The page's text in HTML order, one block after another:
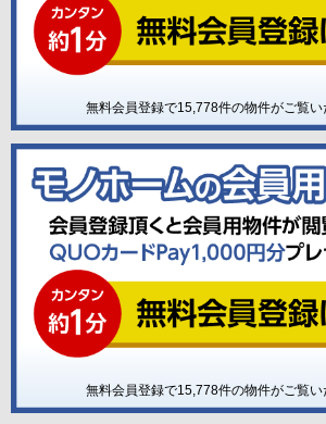
無料会員登録で15,778件の物件がご覧い
無料会員登録で15,778件の物件がご覧い